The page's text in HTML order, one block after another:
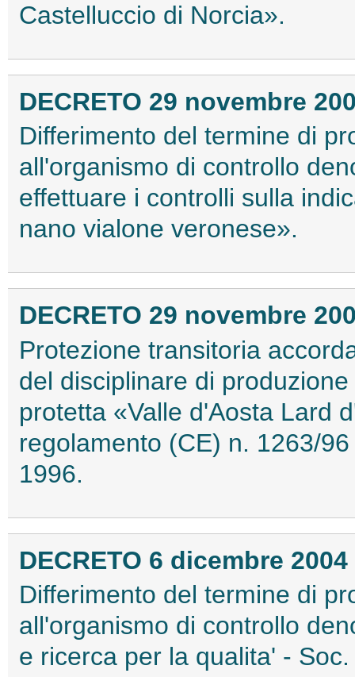
Castelluccio di Norcia».
DECRETO 29 novembre
Differimento del termine di
all'organismo di controllo
effettuare i controlli sulla
nano vialone veronese».
DECRETO 29 novembre
Protezione transitoria
del disciplinare di
protetta «Valle d'Aosta Lard
regolamento (CE) n. 1263/
1996.
DECRETO 6 dicembre 2004
Differimento del termine di
all'organismo di controllo
e ricerca per la qualita' -